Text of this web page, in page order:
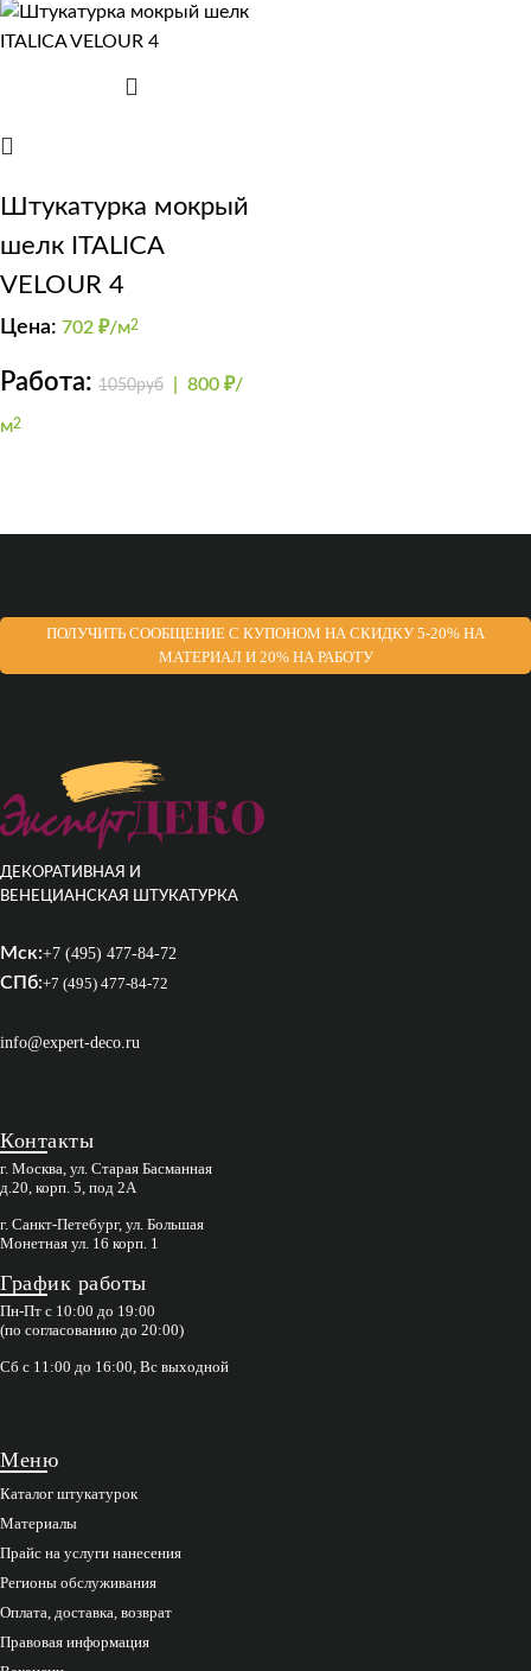
Штукатурка мокрый
шелк ITALICA
VELOUR 4
Цена: 702 ₽/м2
Работа: 1050руб 800 ₽/
м2
ПОЛУЧИТЬ СООБЩЕНИЕ С КУПОНОМ НА СКИДКУ 5-20% НА
МАТЕРИАЛ И 20% НА РАБОТУ
ДЕКОРАТИВНАЯ И
ВЕНЕЦИАНСКАЯ ШТУКАТУРКА
Мск:+7 (495) 477-84-72
СПб:+7 (495) 477-84-72
info@expert-deco.ru
Контакты
г. Москва, ул. Старая Басманная
д.20, корп. 5, под 2А
г. Санкт-Петебург, ул. Большая
Монетная ул. 16 корп. 1
График работы
Пн-Пт с 10:00 до 19:00
(по согласованию до 20:00)
Сб с 11:00 до 16:00, Вс выходной
Меню
Каталог штукатурок
Материалы
Прайс на услуги нанесения
Регионы обслуживания
Оплата, доставка, возврат
Правовая информация